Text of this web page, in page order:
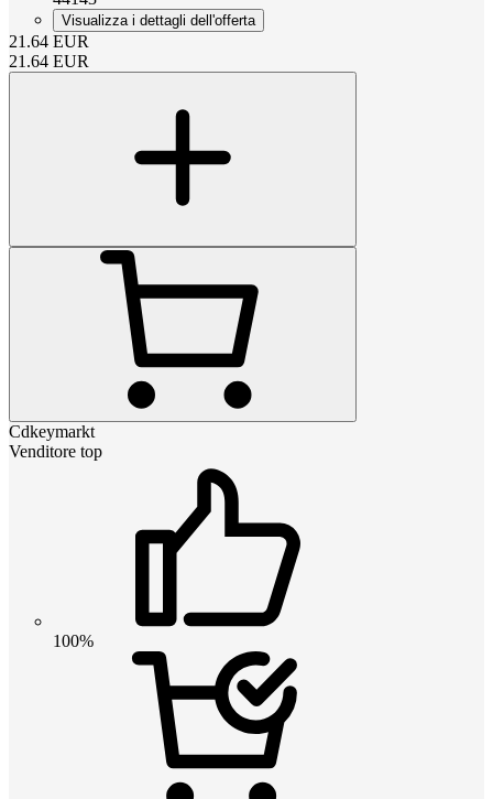
Visualizza i dettagli dell'offerta
21.64 EUR
21.64 EUR
Cdkeymarkt
Venditore top
100%